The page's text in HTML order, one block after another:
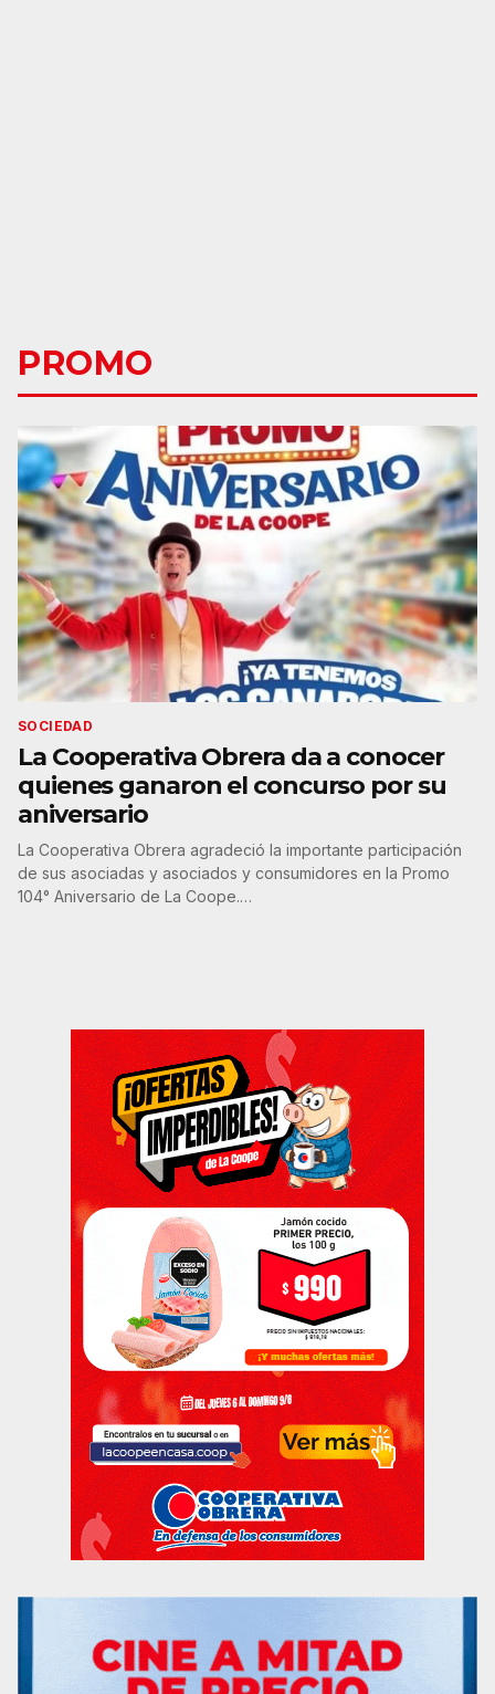
PROMO
SOCIEDAD
La Cooperativa Obrera da a conocer
quienes ganaron el concurso por su
aniversario
La Cooperativa Obrera agradeció la importante participación
de sus asociadas y asociados y consumidores en la Promo
104° Aniversario de La Coope.…